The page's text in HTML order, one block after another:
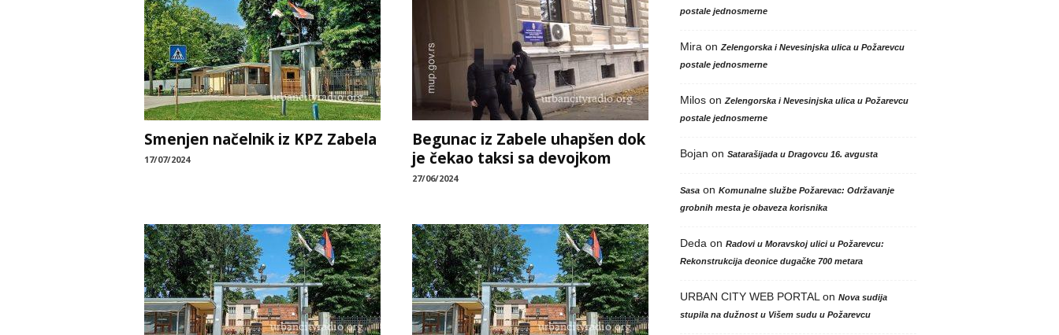
Smenjen načelnik iz KPZ Zabela
17/07/2024
Begunac iz Zabele uhapšen dok
je čekao taksi sa devojkom
27/06/2024
postale jednosmerne
Mira on Zelengorska i Nevesinjska ulica u Požarevcu
postale jednosmerne
Miloson Zelengorska i Nevesinjska ulica u Požarevcu
postale jednosmerne
Bojan on Satarašijada u Dragovcu 16. avgusta
Sasaon Komunalne službe Požarevac: Održavanje
grobnih mesta je obaveza korisnika
Deda on Radovi u Moravskoj ulici u Požarevcu:
Rekonstrukcija deonice dugačke 700 metara
URBAN CITY WEB PORTAL on Nova sudija
stupila na dužnost u Višem sudu u Požarevcu